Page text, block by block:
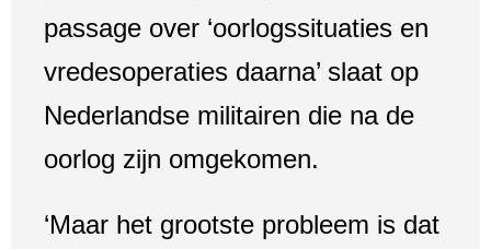
passage over ‘oorlogssituaties en
vredesoperaties daarna’ slaat op
Nederlandse militairen die na de
oorlog zijn omgekomen.
‘Maar het grootste probleem is dat